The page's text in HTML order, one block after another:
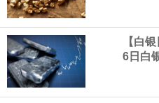
芯片设备制造商东京电子
股价下跌超过10%。
WPP股价料创1992年以
【白
6日白